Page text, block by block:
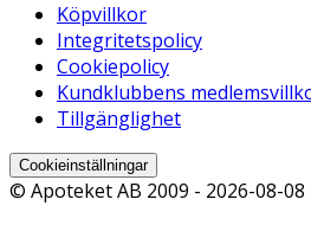
Köpvillkor
Integritetspolicy
Cookiepolicy
Kundklubbens
Tillgänglighet
Cookieinställningar
© Apoteket AB 2009 - 2026-08-08